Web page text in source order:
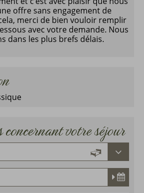
offre sans engagement de
merci de bien vouloir remplir
avec votre demande. Nous
dans les plus brefs délais.
votre séjour